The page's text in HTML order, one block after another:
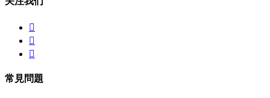



常見問題